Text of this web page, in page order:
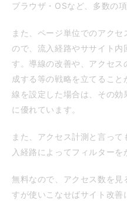
ブラウザ・OSなど、多数の
また、ページ単位でのアク
ので、流入経路やササイト内
す。導線の改善や、アクセ
成する等の戦略を立てるこ
線を設定した場合は、その効
に優れています。
また、アクセス計測と言っ
入経路によってフィルターを
無料なので、アクセス数を
すが使いこなせばサイト改善